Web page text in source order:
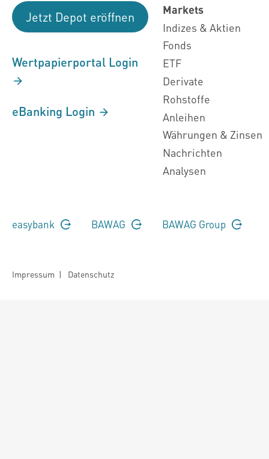
Jetzt Depot eröffnen
Wertpapierportal Login
eBanking Login
Markets
Indizes & Aktien
Fonds
ETF
Derivate
Rohstoffe
Anleihen
Währungen & Zinsen
Nachrichten
Analysen
easybank BAWAG BAWAG Group
Impressum | Datenschutz